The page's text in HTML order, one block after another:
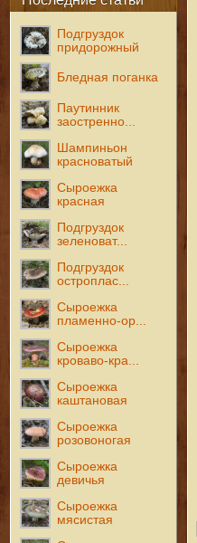
Подгруздок
придорожный
Бледная поганка
Паутинник
заостренно...
Шампиньон
красноватый
Сыроежка
красная
Подгруздок
зеленоват...
Подгруздок
остроплас...
Сыроежка
пламенно-ор...
Сыроежка
кроваво-кра...
Сыроежка
каштановая
Сыроежка
розовоногая
Сыроежка
девичья
Сыроежка
мясистая